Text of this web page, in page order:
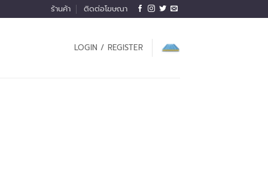
ร้านค้า ติดต่อโฆษณา
LOGIN / REGISTER